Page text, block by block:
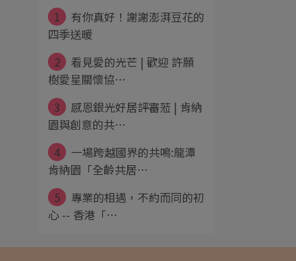
1
有你真好！謝謝澎湃豆花的
四季送暖
2
看見愛的光芒 | 歡迎 許願
樹愛星關懷協⋯
3
感恩銀光好居評審蒞 | 肯納
園與創意的共⋯
4
一場跨越國界的共鳴:龍潭
肯納園「全齡共居⋯
5
專業的相遇，不約而同的初
心 -- 香港「⋯